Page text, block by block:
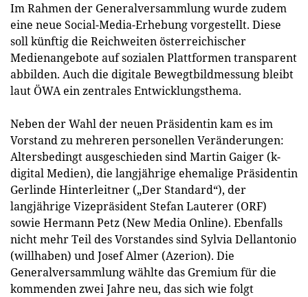
Im Rahmen der Generalversammlung wurde zudem
eine neue Social-Media-Erhebung vorgestellt. Diese
soll künftig die Reichweiten österreichischer
Medienangebote auf sozialen Plattformen transparent
abbilden. Auch die digitale Bewegtbildmessung bleibt
laut ÖWA ein zentrales Entwicklungsthema.
Neben der Wahl der neuen Präsidentin kam es im
Vorstand zu mehreren personellen Veränderungen:
Altersbedingt ausgeschieden sind Martin Gaiger (k-
digital Medien), die langjährige ehemalige Präsidentin
Gerlinde Hinterleitner („Der Standard“), der
langjährige Vizepräsident Stefan Lauterer (ORF)
sowie Hermann Petz (New Media Online). Ebenfalls
nicht mehr Teil des Vorstandes sind Sylvia Dellantonio
(willhaben) und Josef Almer (Azerion). Die
Generalversammlung wählte das Gremium für die
kommenden zwei Jahre neu, das sich wie folgt